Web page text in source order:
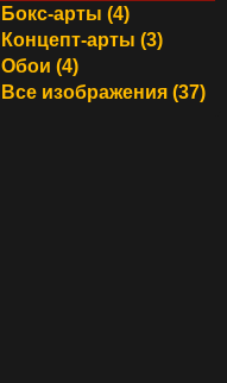
Бокс-арты (4)
Концепт-арты (3)
Обои (4)
Все изображения (37)